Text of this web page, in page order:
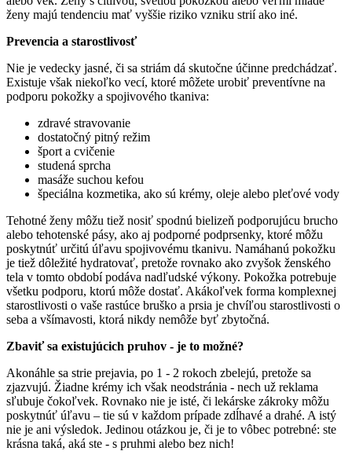
ženy majú tendenciu mať vyššie riziko vzniku strií ako iné.
Prevencia a starostlivosť
Nie je vedecky jasné, či sa striám dá skutočne účinne predchádzať.
Existuje však niekoľko vecí, ktoré môžete urobiť preventívne na
podporu pokožky a spojivového tkaniva:
zdravé stravovanie
dostatočný pitný režim
šport a cvičenie
studená sprcha
masáže suchou kefou
špeciálna kozmetika, ako sú krémy, oleje alebo pleťové vody
Tehotné ženy môžu tiež nosiť spodnú bielizeň podporujúcu brucho
alebo tehotenské pásy, ako aj podporné podprsenky, ktoré môžu
poskytnúť určitú úľavu spojivovému tkanivu. Namáhanú pokožku
je tiež dôležité hydratovať, pretože rovnako ako zvyšok ženského
tela v tomto období podáva nadľudské výkony. Pokožka potrebuje
všetku podporu, ktorú môže dostať. Akákoľvek forma komplexnej
starostlivosti o vaše rastúce bruško a prsia je chvíľou starostlivosti o
seba a všímavosti, ktorá nikdy nemôže byť zbytočná.
Zbaviť sa existujúcich pruhov - je to možné?
Akonáhle sa strie prejavia, po 1 - 2 rokoch zbelejú, pretože sa
zjazvujú. Žiadne krémy ich však neodstránia - nech už reklama
sľubuje čokoľvek. Rovnako nie je isté, či lekárske zákroky môžu
poskytnúť úľavu – tie sú v každom prípade zdĺhavé a drahé. A istý
nie je ani výsledok. Jedinou otázkou je, či je to vôbec potrebné: ste
krásna taká, aká ste - s pruhmi alebo bez nich!